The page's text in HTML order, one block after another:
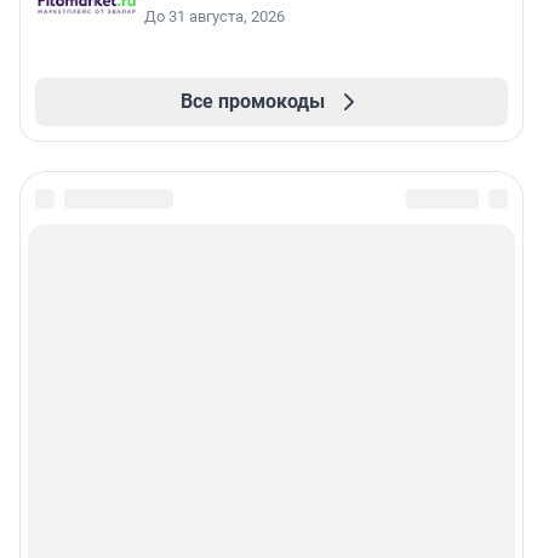
До 31 августа, 2026
Все промокоды